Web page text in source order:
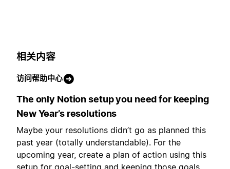
相关内容
访问帮助中心
The only Notion setup you need for keeping
New Year’s resolutions
Maybe your resolutions didn’t go as planned this
past year (totally understandable). For the
upcoming year, create a plan of action using this